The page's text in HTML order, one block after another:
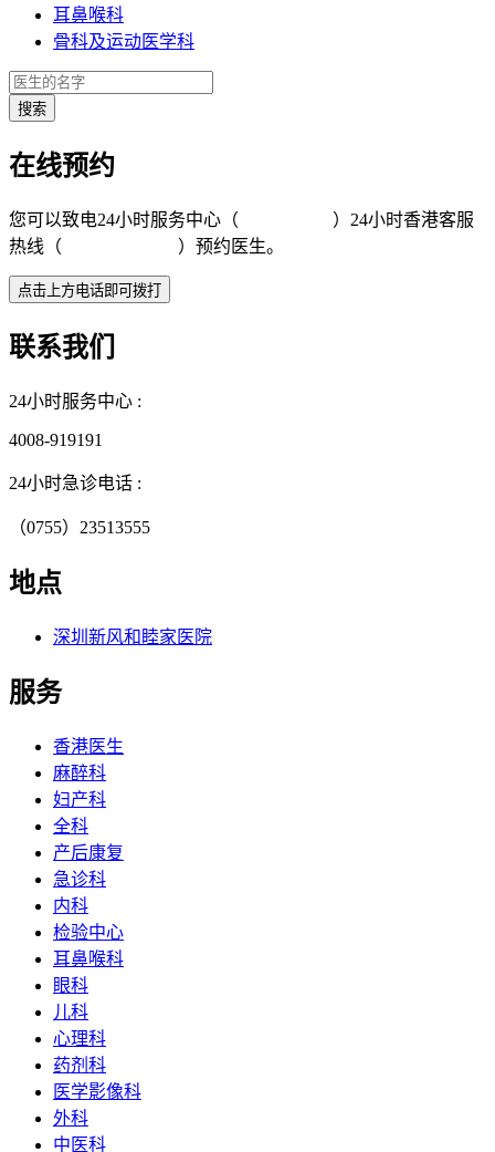
耳鼻喉科
骨科及运动医学科
在线预约
您可以致电24小时服务中心（
）24小时香港客服
热线（
）预约医生。
联系我们
24小时服务中心 :
4008-919191
24小时急诊电话 :
（0755）23513555
地点
深圳新风和睦家医院
服务
香港医生
麻醉科
妇产科
全科
产后康复
急诊科
内科
检验中心
耳鼻喉科
眼科
儿科
心理科
药剂科
医学影像科
外科
中医科